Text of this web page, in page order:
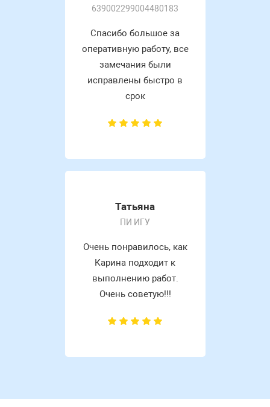
639002299004480183
Спасибо большое за
оперативную работу, все
замечания были
исправлены быстро в
срок
Татьяна
ПИ ИГУ
Очень понравилось, как
Карина подходит к
выполнению работ.
Очень советую!!!